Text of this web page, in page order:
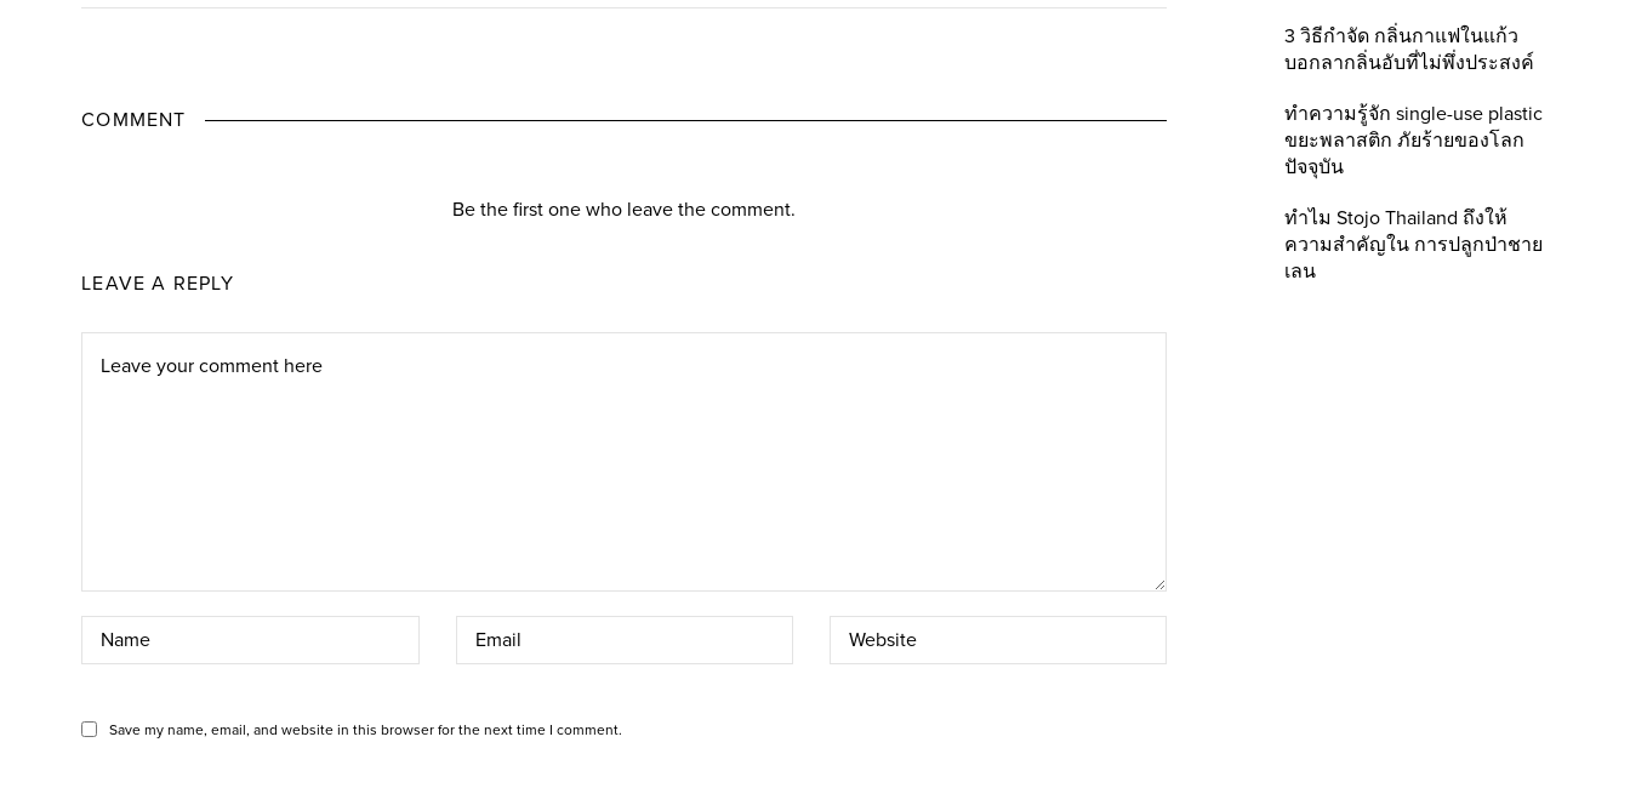
COMMENT
Be the first one who leave the comment.
LEAVE A REPLY
Save my name, email, and website in this browser for the next time I comment.
3 วิธีกำจัด กลิ่นกาแฟในแก้ว
บอกลากลิ่นอับที่ไม่พึ่งประสงค์
ทำความรู้จัก single-use plastic
ขยะพลาสติก ภัยร้ายของโลก
ปัจจุบัน
ทำไม Stojo Thailand ถึงให้
ความสำคัญใน การปลูกป่าชาย
เลน